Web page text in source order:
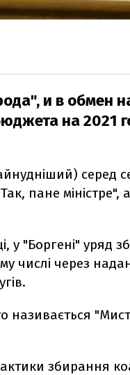
и в обмен
на 2021
серед
пане міністре",
у "Боргені" уряд
числі через
називається
збирання